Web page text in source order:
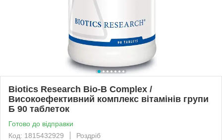
Biotics Research Bio-B Complex /
Високоефективний комплекс вітамінів групи
Б 90 таблеток
Готово до відправки
Код: 1815432929
Роздріб